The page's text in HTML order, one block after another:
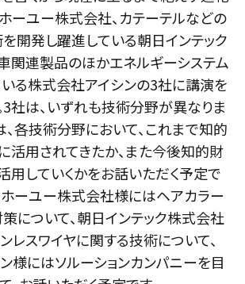
ーユー株式会社、カテーテルなどの
開発し躍進している朝日インテック
関連製品のほかエネルギーシステム
る株式会社アイシンの3社に講演を
3社は、いずれも技術分野が異なりま
、各技術分野において、これまで知的
活用されてきたか、また今後知的財
用していくかをお話いただく予定で
ホーユー株式会社様にはヘアカラー
について、朝日インテック株式会社
レスワイヤに関する技術について、
様にはソルーションカンパニーを目